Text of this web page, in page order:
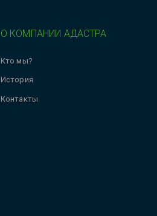
О КОМПАНИИ АДАСТРА
Кто мы?
История
Контакты